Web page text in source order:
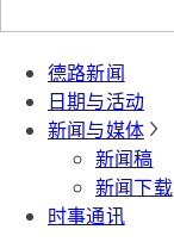
德路新闻
日期与活动
新闻与媒体
新闻稿
新闻下载
时事通讯